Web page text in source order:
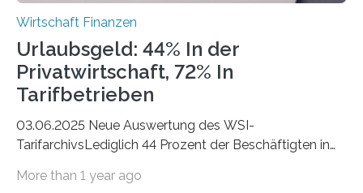
Wirtschaft Finanzen
Urlaubsgeld: 44% In der
Privatwirtschaft, 72% In
Tarifbetrieben
03.06.2025 Neue Auswertung des WSI-
TarifarchivsLediglich 44 Prozent der Beschäftigten in
tarifgebundenen Betrieben ist der Anteil mit 72 Prozent
More than 1 year ago